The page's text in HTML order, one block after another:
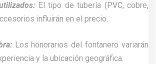
El tipo de tubería (PVC, cobre,
influirán en el precio.
Los honorarios del fontanero variarán
y la ubicación geográfica.